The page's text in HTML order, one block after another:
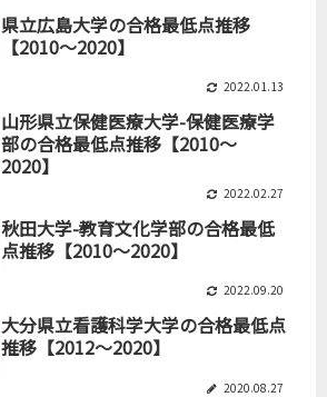
県立広島大学の合格最低点推移
【2010～2020】
2022.01.13
山形県立保健医療大学-保健医療学
部の合格最低点推移【2010～
2020】
2022.02.27
秋田大学-教育文化学部の合格最低
点推移【2010～2020】
2022.09.20
大分県立看護科学大学の合格最低点
推移【2012～2020】
2020.08.27